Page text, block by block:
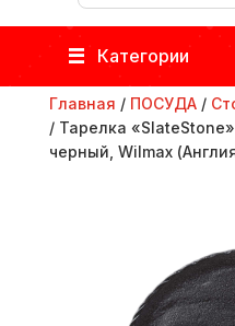
Категории
Главная / ПОСУДА/
/ Тарелка
черный, Wilmax